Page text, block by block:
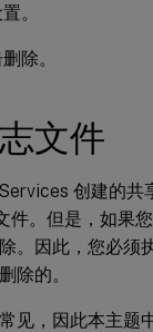
。
除。
文件
创建的共
。但是，如果
。因此，您必须
除的。
，因此本主题